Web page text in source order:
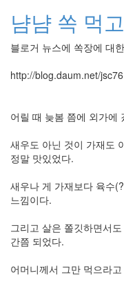
냠냠 쏙 먹
블로거 뉴스에 쏙장에 대
http://blog.daum.net/
어릴 때 늦봄 쯤에 외가에
새우도 아닌 것이 가재도
정말 맛있었다.
새우나 게 가재보다 육수
느낌이다.
그리고 살은 쫄깃하면서
간쯤 되었다.
어머니께서 그만 먹으라